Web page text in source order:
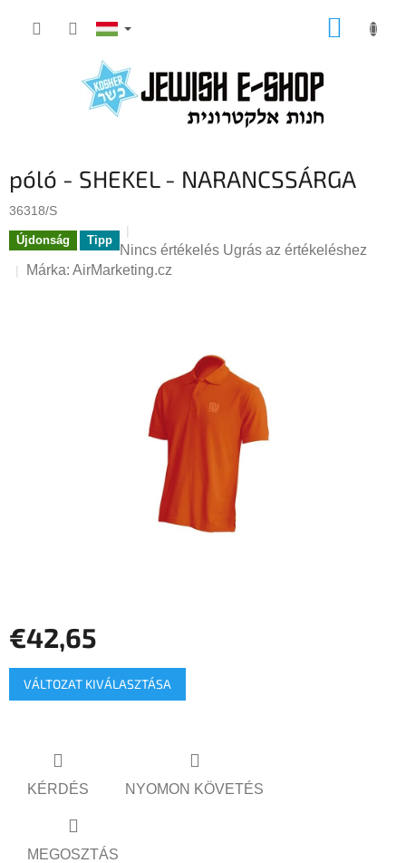
KOSÁR
póló - SHEKEL - NARANCSSÁRGA
36318/S
Újdonság Tipp
A
termék
csillag.
Nincs értékelés Ugrás az értékeléshez
Márka: AirMarketing.cz
€42,65
Egységár:
VÁLTOZAT KIVÁLASZTÁSA
KÉRDÉS NYOMON KÖVETÉS
MEGOSZTÁS